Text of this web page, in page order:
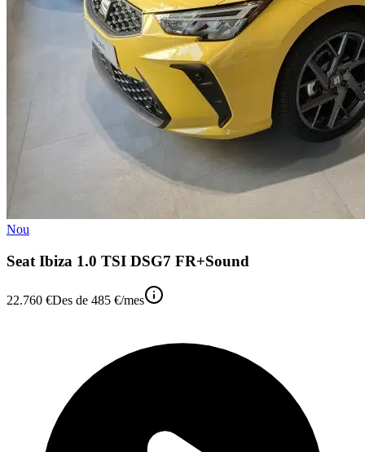
Nou
Seat Ibiza 1.0 TSI DSG7 FR+Sound
22.760 €Des de 485 €/mes